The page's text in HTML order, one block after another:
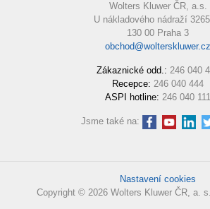
Wolters Kluwer ČR, a.s.
U nákladového nádraží
130 00 Praha 3
obchod@wolterskluwer.cz
Zákaznické odd.: 246 040
Recepce: 246 040 444
ASPI hotline: 246 040 111
Jsme také na:
Nastavení cookies
Copyright © 2026 Wolters Kluwer ČR, a.